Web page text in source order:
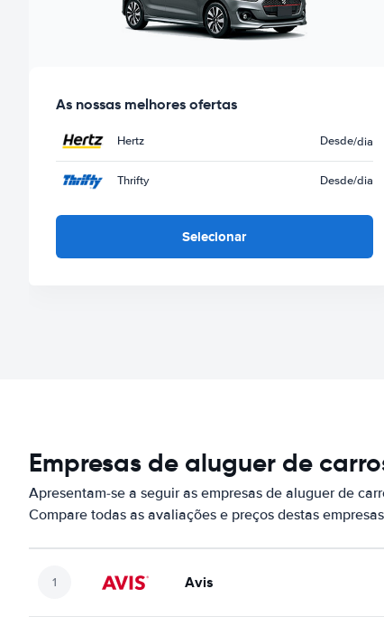
As nossas melhores ofertas
Hertz Desde/dia
Thrifty Desde/dia
Selecionar
Empresas de aluguer de
Apresentam-se a seguir as empresas de aluguer de
Compare todas as avaliações e preços destas
Avis